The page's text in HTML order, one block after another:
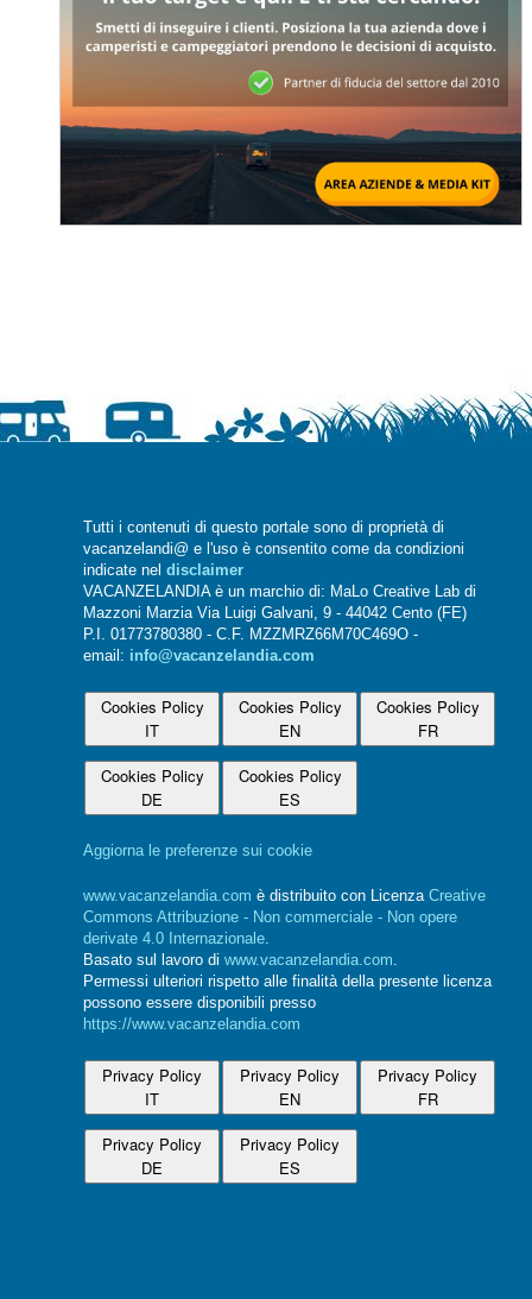
Tutti i contenuti di questo portale sono di proprietà di
vacanzelandi@ e l'uso è consentito come da condizioni
indicate nel disclaimer
VACANZELANDIA è un marchio di: MaLo Creative Lab di
Mazzoni Marzia Via Luigi Galvani, 9 - 44042 Cento (FE)
P.I. 01773780380 - C.F. MZZMRZ66M70C469O -
email: info@vacanzelandia.com
Cookies Policy
IT
Cookies Policy
EN
Cookies Policy
FR
Cookies Policy
DE
Cookies Policy
ES
Aggiorna le preferenze sui cookie
www.vacanzelandia.com è distribuito con Licenza Creative
Commons Attribuzione - Non commerciale - Non opere
derivate 4.0 Internazionale
Basato sul lavoro di www.vacanzelandia.com
Permessi ulteriori rispetto alle finalità della presente licenza
possono essere disponibili presso
https://www.vacanzelandia.com
Privacy Policy
IT
Privacy Policy
EN
Privacy Policy
FR
Privacy Policy
DE
Privacy Policy
ES